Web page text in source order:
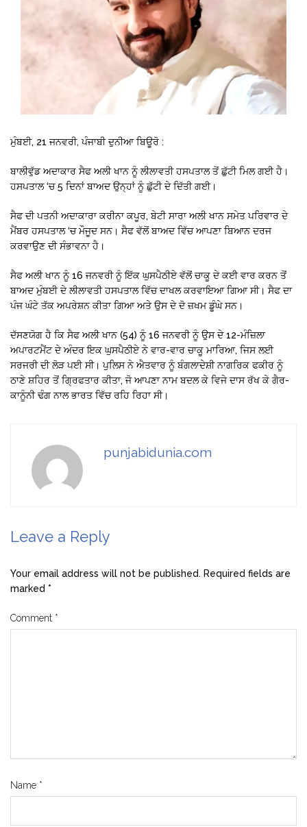
ਮੁੰਬਈ, 21 ਜਨਵਰੀ, ਪੰਜਾਬੀ ਦੁਨੀਆ ਬਿਊਰੋ :
ਬਾਲੀਵੁੱਡ ਅਦਾਕਾਰ ਸੈਫ ਅਲੀ ਖਾਨ ਨੂੰ ਲੀਲਾਵਤੀ ਹਸਪਤਾਲ ਤੋਂ ਛੁੱਟੀ ਮਿਲ ਗਈ ਹੈ।
ਹਸਪਤਾਲ ‘ਚ 5 ਦਿਨਾਂ ਬਾਅਦ ਉਨ੍ਹਾਂ ਨੂੰ ਛੁੱਟੀ ਦੇ ਦਿੱਤੀ ਗਈ।
ਸੈਫ ਦੀ ਪਤਨੀ ਅਦਾਕਾਰਾ ਕਰੀਨਾ ਕਪੂਰ, ਬੇਟੀ ਸਾਰਾ ਅਲੀ ਖਾਨ ਸਮੇਤ ਪਰਿਵਾਰ ਦੇ
ਮੈਂਬਰ ਹਸਪਤਾਲ ‘ਚ ਮੌਜੂਦ ਸਨ। ਸੈਫ ਵੱਲੋਂ ਬਾਅਦ ਵਿੱਚ ਆਪਣਾ ਬਿਆਨ ਦਰਜ
ਕਰਵਾਉਣ ਦੀ ਸੰਭਾਵਨਾ ਹੈ।
ਸੈਫ ਅਲੀ ਖਾਨ ਨੂੰ 16 ਜਨਵਰੀ ਨੂੰ ਇੱਕ ਘੁਸਪੈਠੀਏ ਵੱਲੋਂ ਚਾਕੂ ਦੇ ਕਈ ਵਾਰ ਕਰਨ ਤੋਂ
ਬਾਅਦ ਮੁੰਬਈ ਦੇ ਲੀਲਾਵਤੀ ਹਸਪਤਾਲ ਵਿੱਚ ਦਾਖਲ ਕਰਵਾਇਆ ਗਿਆ ਸੀ। ਸੈਫ ਦਾ
ਪੰਜ ਘੰਟੇ ਤੱਕ ਅਪਰੇਸ਼ਨ ਕੀਤਾ ਗਿਆ ਅਤੇ ਉਸ ਦੇ ਦੋ ਜ਼ਖਮ ਡੂੰਘੇ ਸਨ।
ਦੱਸਣਯੋਗ ਹੈ ਕਿ ਸੈਫ ਅਲੀ ਖਾਨ (54) ਨੂੰ 16 ਜਨਵਰੀ ਨੂੰ ਉਸ ਦੇ 12-ਮੰਜ਼ਿਲਾ
ਅਪਾਰਟਮੈਂਟ ਦੇ ਅੰਦਰ ਇਕ ਘੁਸਪੈਠੀਏ ਨੇ ਵਾਰ-ਵਾਰ ਚਾਕੂ ਮਾਰਿਆ, ਜਿਸ ਲਈ
ਸਰਜਰੀ ਦੀ ਲੋੜ ਪਈ ਸੀ। ਪੁਲਿਸ ਨੇ ਐਤਵਾਰ ਨੂੰ ਬੰਗਲਾਦੇਸ਼ੀ ਨਾਗਰਿਕ ਫਕੀਰ ਨੂੰ
ਠਾਣੇ ਸ਼ਹਿਰ ਤੋਂ ਗ੍ਰਿਫਤਾਰ ਕੀਤਾ, ਜੋ ਆਪਣਾ ਨਾਮ ਬਦਲ ਕੇ ਵਿਜੇ ਦਾਸ ਰੱਖ ਕੇ ਗੈਰ-
ਕਾਨੂੰਨੀ ਢੰਗ ਨਾਲ ਭਾਰਤ ਵਿੱਚ ਰਹਿ ਰਿਹਾ ਸੀ।
punjabidunia.com
Leave a Reply
Your email address will not be published. Required fields are
marked *
Comment *
Name *